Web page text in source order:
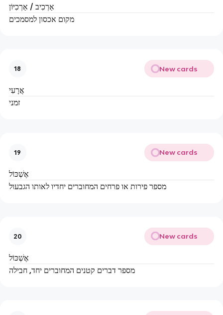
אַרְכִיב / אַרְכִיּוֹן
מקום אכסון למסמכים
18 New cards
אֲרָעִי
זמני
19 New cards
אֶשְׁכּוֹל
מספר פירות או פרחים המחוברים יחדיו לאותו הגבעול
20 New cards
אֶשְׁכּוֹל
מספר דברים קטנים המחוברים יחד, חבילה